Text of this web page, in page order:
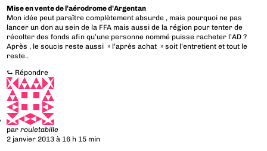
Mise en vente de l’aérodrome d’Argentan
Mon idée peut paraître complètement absurde , mais pourquoi ne pas
lancer un don au sein de la FFA mais aussi de la région pour tenter de
récolter des fonds afin qu’une personne nommé puisse racheter l’AD ?
Après , le soucis reste aussi » l’après achat » soit l’entretient et tout le
reste..
⮑ Répondre
parrouletabille
2 janvier 2013 à 16 h 15 min